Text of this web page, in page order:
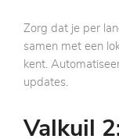
Zorg dat je per
samen met een
kent.
updates.
Valkuil